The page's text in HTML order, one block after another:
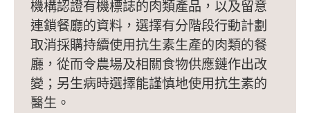
機構認證有機標誌的肉類產品，以及留意
連鎖餐廳的資料，選擇有分階段行動計劃
取消採購持續使用抗生素生產的肉類的餐
廳，從而令農場及相關食物供應鏈作出改
變；另生病時選擇能謹慎地使用抗生素的
醫生。